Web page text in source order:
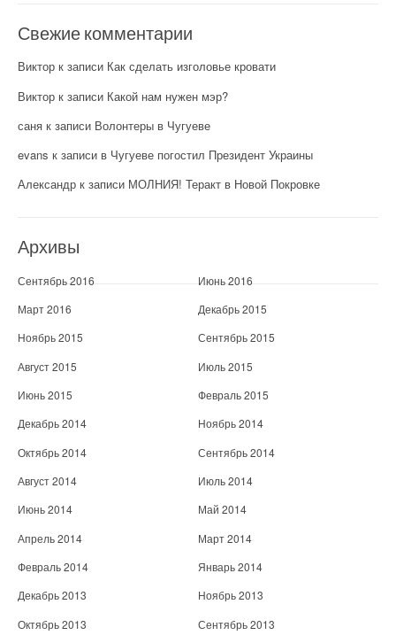
Свежие комментарии
Виктор к записи Как сделать изголовье кровати
Виктор к записи Какой нам нужен мэр?
саня к записи Волонтеры в Чугуеве
evans к записи в Чугуеве погостил Президент Украины
Александр к записи МОЛНИЯ! Теракт в Новой Покровке
Архивы
Сентябрь 2016
Июнь 2016
Март 2016
Декабрь 2015
Ноябрь 2015
Сентябрь 2015
Август 2015
Июль 2015
Июнь 2015
Февраль 2015
Декабрь 2014
Ноябрь 2014
Октябрь 2014
Сентябрь 2014
Август 2014
Июль 2014
Июнь 2014
Май 2014
Апрель 2014
Март 2014
Февраль 2014
Январь 2014
Декабрь 2013
Ноябрь 2013
Октябрь 2013
Сентябрь 2013